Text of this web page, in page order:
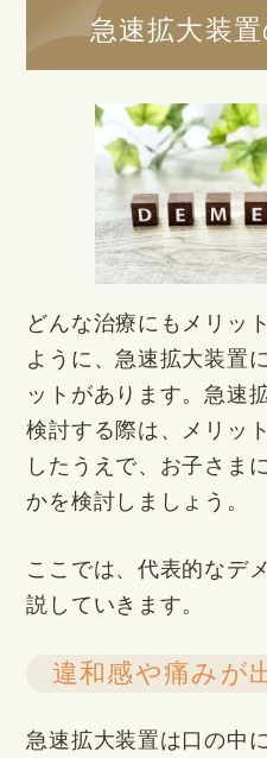
急速拡大装
どんな治療にもメリッ
ように、急速拡大装置
ットがあります。急速
検討する際は、メリッ
したうえで、お子さま
かを検討しましょう。
ここでは、代表的なデ
説していきます。
違和感や痛みが
急速拡大装置は口の中